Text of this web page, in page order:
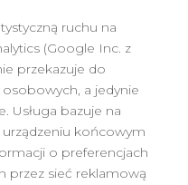
ruchu na
(Google Inc. z
przekazuje do
a jedynie
Usługa bazuje na
końcowym
o preferencjach
przez sieć reklamową